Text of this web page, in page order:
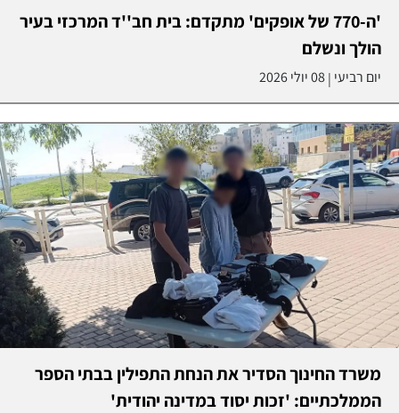
'ה-770 של אופקים' מתקדם: בית חב''ד המרכזי בעיר
הולך ונשלם
יום רביעי |08 יולי 2026
משרד החינוך הסדיר את הנחת התפילין בבתי הספר
הממלכתיים: 'זכות יסוד במדינה יהודית'